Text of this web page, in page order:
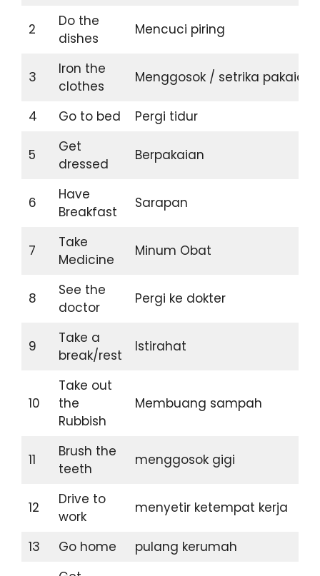
2
Do the
dishes
Mencuci piring
3
Iron the
clothes
Menggosok / setrika pakaian
4 Go to bed Pergi tidur
5
Get
dressed
Berpakaian
6
Have
Breakfast
Sarapan
7
Take
Medicine
Minum Obat
8
See the
doctor
Pergi ke dokter
9
Take a
break/rest
Istirahat
10
Take out
the
Rubbish
Membuang sampah
11
Brush the
teeth
menggosok gigi
12
Drive to
work
menyetir ketempat kerja
13 Go home pulang kerumah